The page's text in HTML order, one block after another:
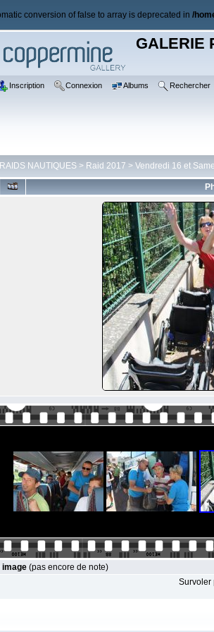
conversion of false to array is deprecated in /
GALERIE
Inscription Connexion Albums Rechercher
RAIDS NAUTIQUES > Raid 2017 > Vendredi 16 et
image (pas encore de note)
Survoler